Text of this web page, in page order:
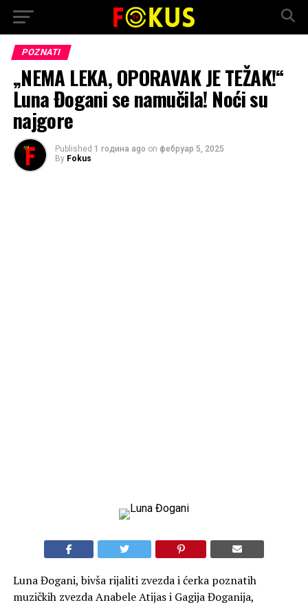
POZNATI
„NEMA LEKA, OPORAVAK JE TEŽAK!“
Luna Đogani se namučila! Noći su
najgore
Published 1 година ago on фебруар 5, 2025
By Fokus
Luna Đogani, bivša rijaliti zvezda i ćerka poznatih
muzičkih zvezda Anabele Atijas i Gagija Đoganija,